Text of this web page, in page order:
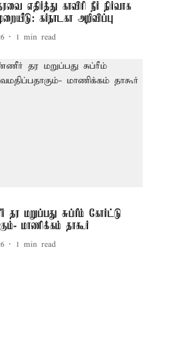
எதிர்த்து காவிரி நீர் நிர்வாக
கர்நாடகா அறிவிப்பு
1 min read
மறுப்பது சுப்ரீம் கோர்ட்டு
மாணிக்கம் தாகூர்
1 min read